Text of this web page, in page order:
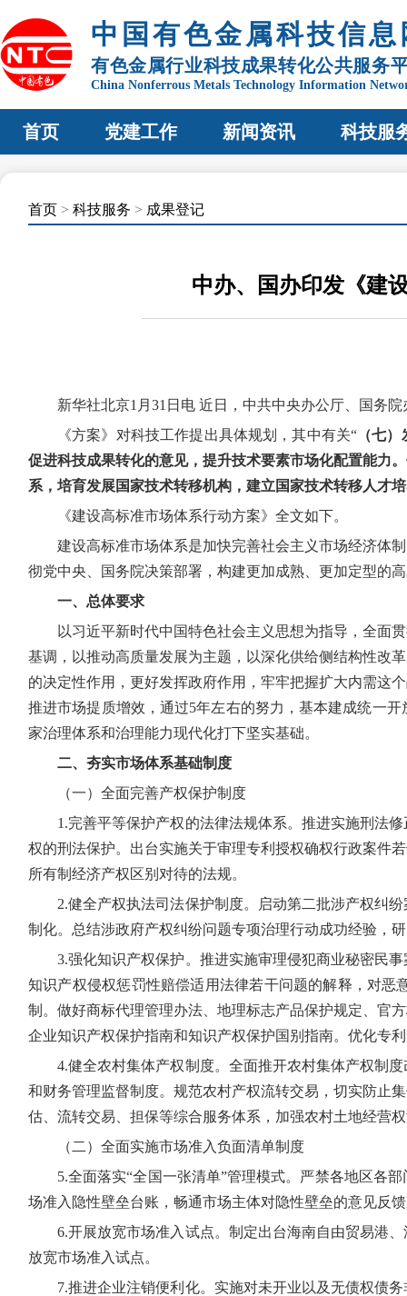
中国有色金属科技信息
有色金属行业科技成果转化公共服务
China Nonferrous Metals Technology Information
首页 党建工作 新闻资讯 科技服
首页 > 科技服务 > 成果登记
中办、国办印发《建
新华社北京1月31日电 近日，中共中央办公厅、国务
《方案》对科技工作提出具体规划，其中有关“ （七）
促进科技成果转化的意见，提升技术要素市场化配置能力
系，培育发展国家技术转移机构，建立国家技术转移人才
《建设高标准市场体系行动方案》全文如下。
建设高标准市场体系是加快完善社会主义市场经济体
彻党中央、国务院决策部署，构建更加成熟、更加定型的
一、总体要求
以习近平新时代中国特色社会主义思想为指导，全面
基调，以推动高质量发展为主题，以深化供给侧结构性改
的决定性作用，更好发挥政府作用，牢牢把握扩大内需这
推进市场提质增效，通过5年左右的努力，基本建成统一
家治理体系和治理能力现代化打下坚实基础。
二、夯实市场体系基础制度
（一）全面完善产权保护制度
1.完善平等保护产权的法律法规体系。推进实施刑法
权的刑法保护。出台实施关于审理专利授权确权行政案件
所有制经济产权区别对待的法规。
2.健全产权执法司法保护制度。启动第二批涉产权纠
制化。总结涉政府产权纠纷问题专项治理行动成功经验，
3.强化知识产权保护。推进实施审理侵犯商业秘密民
知识产权侵权惩罚性赔偿适用法律若干问题的解释，对
制。做好商标代理管理办法、地理标志产品保护规定、官
企业知识产权保护指南和知识产权保护国别指南。优化专
4.健全农村集体产权制度。全面推开农村集体产权制
和财务管理监督制度。规范农村产权流转交易，切实防止
估、流转交易、担保等综合服务体系，加强农村土地经营
（二）全面实施市场准入负面清单制度
5.全面落实“全国一张清单”管理模式。严禁各地区各
场准入隐性壁垒台账，畅通市场主体对隐性壁垒的意见反
6.开展放宽市场准入试点。制定出台海南自由贸易港
放宽市场准入试点。
7.推进企业注销便利化。实施对未开业以及无债权债